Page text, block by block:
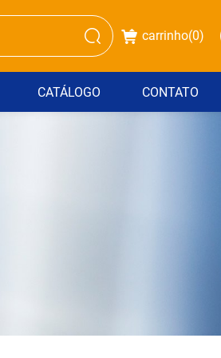
carrinho(0)
CATÁLOGO CONTATO